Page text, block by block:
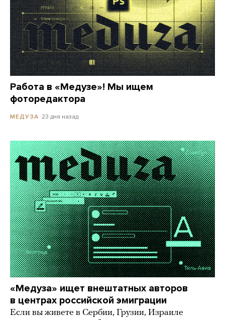
Работа в «Медузе»! Мы ищем
фоторедактора
МЕДУЗА 23 дня назад
«Медуза» ищет внештатных авторов
в центрах российской эмиграции
Если вы живете в Сербии, Грузии, Израиле